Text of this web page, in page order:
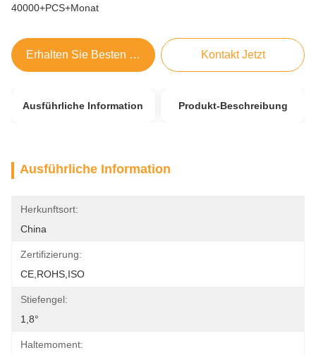
40000+PCS+Monat
Erhalten Sie Besten Preis Kontakt Jetzt
Ausführliche Information Produkt-Beschreibung
Ausführliche Information
Herkunftsort:
China
Zertifizierung:
CE,ROHS,ISO
Stiefengel:
1,8°
Haltemoment: